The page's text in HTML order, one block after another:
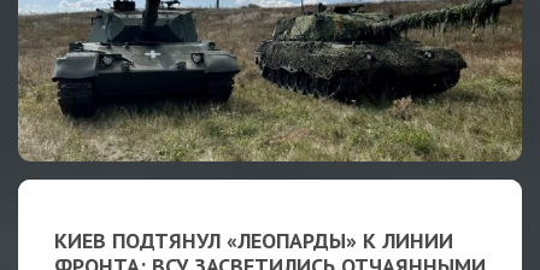
КИЕВ ПОДТЯНУЛ «ЛЕОПАРДЫ» К ЛИНИИ